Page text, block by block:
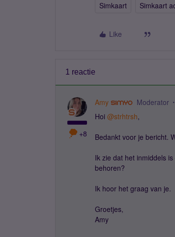
Simkaart Simkaart
Like
1 reactie
+8
Amy Moderator
Hoi ​ @strhtrsh,
Bedankt voor je bericht.
Ik zie dat het inmiddels
behoren?
Ik hoor het graag van je.
Groetjes,
Amy